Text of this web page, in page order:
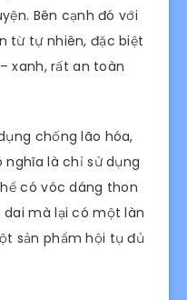
Bên cạnh đó với
từ tự nhiên, đặc biệt
xanh, rất an toàn
chống lão hóa,
nghĩa là chỉ sử dụng
có vóc dáng thon
dai mà lại có một làn
sản phẩm hội tụ đủ